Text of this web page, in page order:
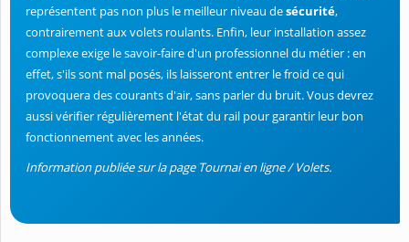
représentent pas non plus le meilleur niveau desécurité,
contrairement aux volets roulants. Enfin, leur installation assez
complexe exige le savoir-faire d'un professionnel du métier : en
effet, s'ils sont mal posés, ils laisseront entrer le froid ce qui
provoquera des courants d'air, sans parler du bruit. Vous devrez
aussi vérifier régulièrement l'état du rail pour garantir leur bon
fonctionnement avec les années.
Information publiée sur la page Tournai en ligne / Volets.